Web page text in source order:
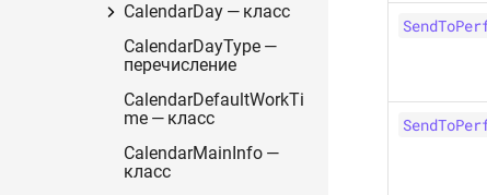
CalendarDay — класс
CalendarDayType —
перечисление
CalendarDefaultWorkTi
me — класс
CalendarMainInfo —
класс